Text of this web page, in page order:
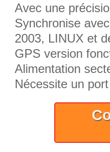
Avec une
Synchronise
2003, LINUX et
GPS version
Alimentation
Nécessite un